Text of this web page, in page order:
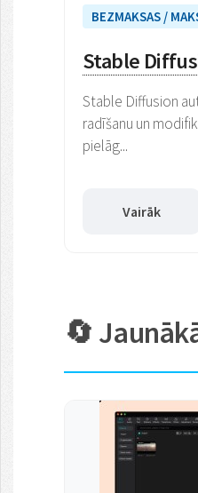
BEZMAKSAS /
Stable
Stable Diffusion
radīšanu un
pielāg...
Vairāk
🔄